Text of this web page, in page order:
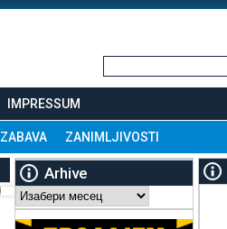
IMPRESSUM
ZABAVA ZANIMLJIVOSTI
Arhive
Arhive